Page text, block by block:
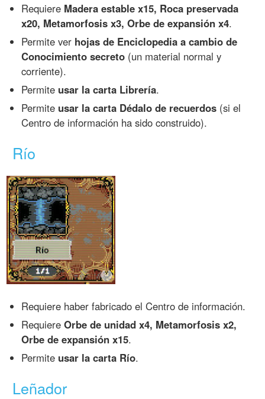
Requiere Madera estable x15, Roca preservada
x20, Metamorfosis x3, Orbe de expansión x4.
Permite ver hojas de Enciclopedia a cambio de
Conocimiento secreto (un material normal y
corriente).
Permite usar la carta Librería.
Permite usar la carta Dédalo de recuerdos (si el
Centro de información ha sido construido).
Río
Requiere haber fabricado el Centro de información.
RequiereOrbe de unidad x4, Metamorfosis x2,
Orbe de expansión x15.
Permite usar la carta Río.
Leñador